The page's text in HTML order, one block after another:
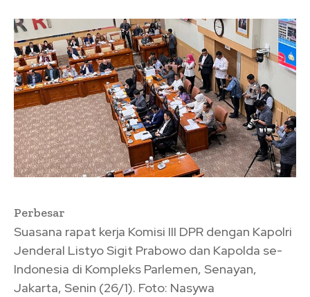
Perbesar
Suasana rapat kerja Komisi III DPR dengan Kapolri
Jenderal Listyo Sigit Prabowo dan Kapolda se-
Indonesia di Kompleks Parlemen, Senayan,
Jakarta, Senin (26/1). Foto: Nasywa